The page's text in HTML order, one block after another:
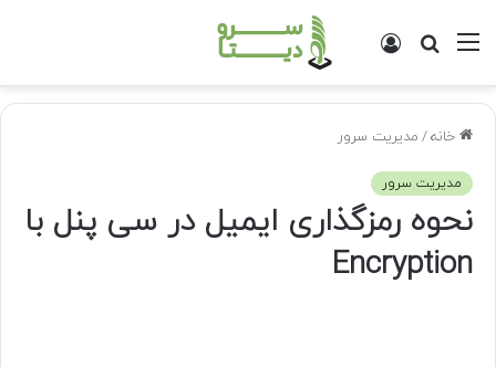
منو
جستجو
خانه/ مدیریت سرور
مدیریت سرور
نحوه رمزگذاری ایمیل در سی پنل با
Encryption